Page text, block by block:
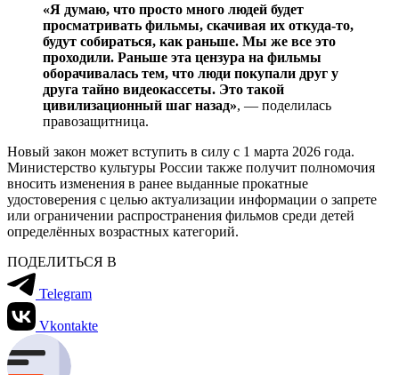
«Я думаю, что просто много людей будет
просматривать фильмы, скачивая их откуда-то,
будут собираться, как раньше. Мы же все это
проходили. Раньше эта цензура на фильмы
оборачивалась тем, что люди покупали друг у
друга тайно видеокассеты. Это такой
цивилизационный шаг назад», — поделилась
правозащитница.
Новый закон может вступить в силу с 1 марта 2026 года.
Министерство культуры России также получит полномочия
вносить изменения в ранее выданные прокатные
удостоверения с целью актуализации информации о запрете
или ограничении распространения фильмов среди детей
определённых возрастных категорий.
ПОДЕЛИТЬСЯ В
Telegram
Vkontakte